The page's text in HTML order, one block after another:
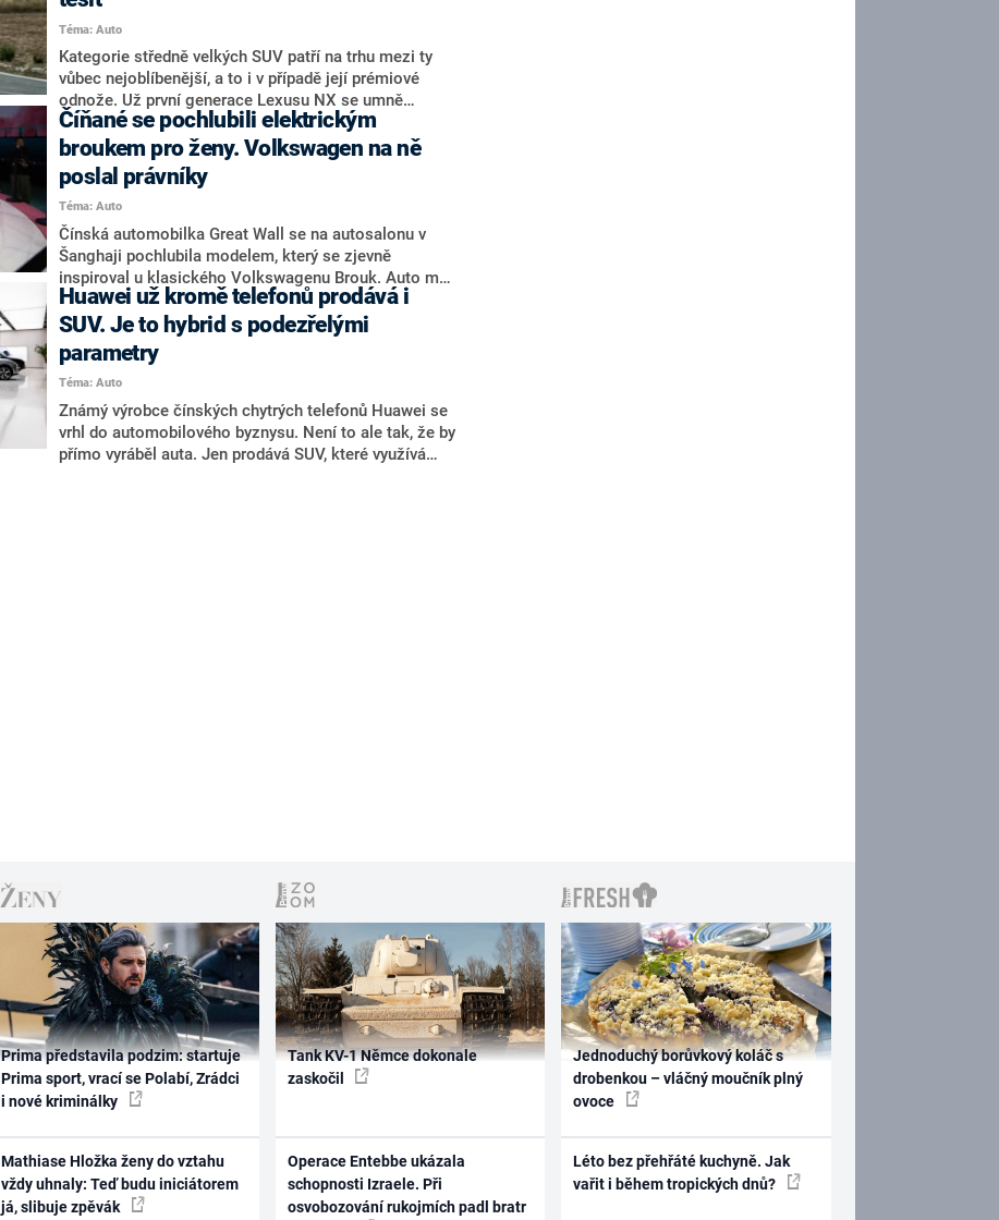
Téma: Auto
Kategorie středně velkých SUV patří na trhu mezi ty
vůbec nejoblíbenější, a to i v případě její prémiové
odnože. Už první generace Lexusu NX se umně
vklínila mezi zavedené firmy, jakými jsou Alfa Romeo
Stelvio, Audi Q5, BMW X3, Mercedes-Benz GLC či
Volvo XC60. Novinka si dělá čáku tyto těžké váhy
ještě více odstavit od zájmu zákazníků.
Číňané se pochlubili elektrickým
broukem pro ženy. Volkswagen na ně
poslal právníky
Téma: Auto
Čínská automobilka Great Wall se na autosalonu v
Šanghaji pochlubila modelem, který se zjevně
inspiroval u klasického Volkswagenu Brouk. Auto má
elektrický pohon a je zaměřené na ženy. Přílišnou
podobu s klasickým vozem už řeší právní oddělení
Volkswagenu.
Huawei už kromě telefonů prodává i
SUV. Je to hybrid s podezřelými
parametry
Téma: Auto
Známý výrobce čínských chytrých telefonů Huawei se
vrhl do automobilového byznysu. Není to ale tak, že by
přímo vyráběl auta. Jen prodává SUV, které využívá
Prima představila podzim: startuje
Prima sport, vrací se Polabí, Zrádci
i nové kriminálky
Mathiase Hložka ženy do vztahu
vždy uhnaly: Teď budu iniciátorem
já, slibuje zpěvák
Tank KV-1 Němce dokonale
zaskočil
Operace Entebbe ukázala
schopnosti Izraele. Při
osvobozování rukojmích padl bratr
Jednoduchý borůvkový koláč s
drobenkou – vláčný moučník plný
ovoce
Léto bez přehřáté kuchyně. Jak
vařit i během tropických dnů?